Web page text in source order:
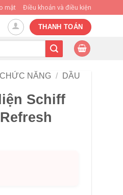
mật Điều khoản và điều kiện
THANH TOÁN
NĂNG /
DẦU
Schiff